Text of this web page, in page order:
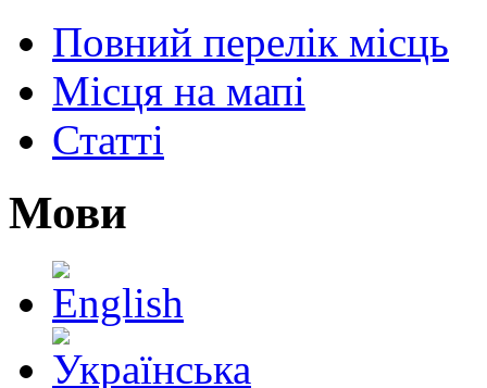
Повний перелік місць
Місця на мапі
Статті
Мови